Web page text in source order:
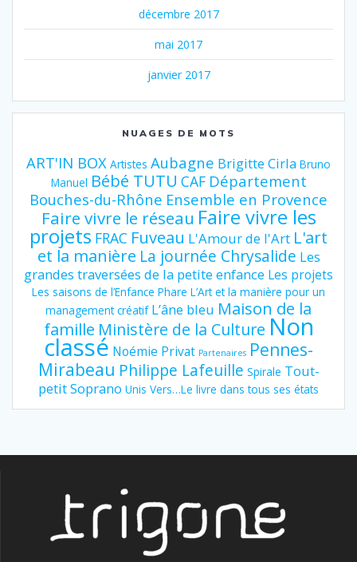
décembre 2017
mai 2017
janvier 2017
NUAGES DE MOTS
ART'IN BOX Artistes Aubagne Brigitte Cirla Bruno
Manuel Bébé TUTU CAF Département
Bouches-du-Rhône Ensemble en Provence
Faire vivre le réseau Faire vivre les
projets FRAC Fuveau L'Amour de l'Art L'art
et la manière La journée Chrysalide Les
grandes traversées de la petite enfance Les projets
Les saisons de l’Enfance Phare L’Art et la manière pour un
management créatif L’âne bleu Maison de la
famille Ministère de la Culture Non
classé Noémie Privat Partenaires Pennes-
Mirabeau Philippe Lafeuille Spirale Tout-
petit Soprano Unis Vers…Le livre dans tous ses états